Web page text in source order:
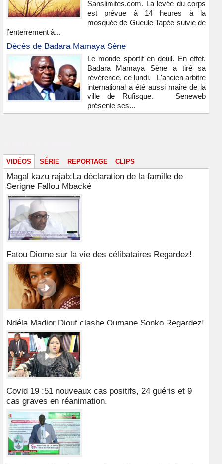
Sanslimites.com. La levée du corps
est prévue à 14 heures à la
mosquée de Gueule Tapée suivie de
l’enterrement à...
Décès de Badara Mamaya Sène
Le monde sportif en deuil. En effet,
Badara Mamaya Sène a tiré sa
révérence, ce lundi. L'ancien arbitre
international a été aussi maire de la
ville de Rufisque. Seneweb
présente ses...
VIDÉOS SÉRIE REPORTAGE CLIPS
Magal kazu rajab:La déclaration de la famille de
Serigne Fallou Mbacké
Fatou Diome sur la vie des célibataires Regardez!
Ndéla Madior Diouf clashe Oumane Sonko Regardez!
Covid 19 :51 nouveaux cas positifs, 24 guéris et 9
cas graves en réanimation.